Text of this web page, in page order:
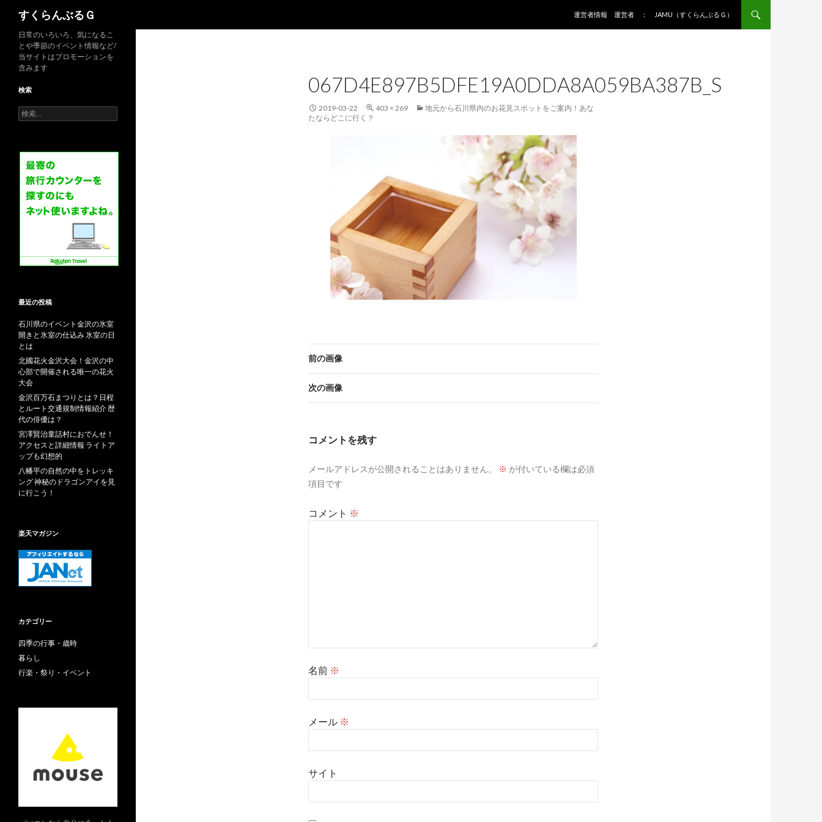
すくらんぶるＧ
運営者情報 運営者 ： JAMU（すくらんぶるＧ）
067D4E897B5DFE19A0DDA8A059BA387B_S
2019-03-22 403 × 269
地元から石川県内のお花見スポットをご案内！あな
たならどこに行く？
前の画像
次の画像
コメントを残す
メールアドレスが公開されることはありません。 ※ が付いている欄は必須
項目です
コメント ※
名前 ※
メール ※
サイト
日常のいろいろ、気になるこ
とや季節のイベント情報など/
当サイトはプロモーションを
含みます
検索
検
索:
最近の投稿
石川県のイベント金沢の氷室
開きと氷室の仕込み 氷室の日
とは
北國花火金沢大会！金沢の中
心部で開催される唯一の花火
大会
金沢百万石まつりとは？日程
とルート交通規制情報紹介 歴
代の俳優は？
宮澤賢治童話村におでんせ！
アクセスと詳細情報 ライトア
ップも幻想的
八幡平の自然の中をトレッキ
ング 神秘のドラゴンアイを見
に行こう！
楽天マガジン
カテゴリー
四季の行事・歳時
暮らし
行楽・祭り・イベント